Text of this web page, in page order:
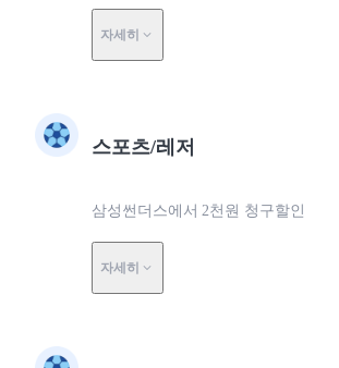
자세히
스포츠/레저
삼성썬더스에서 2천원 청구할인
자세히